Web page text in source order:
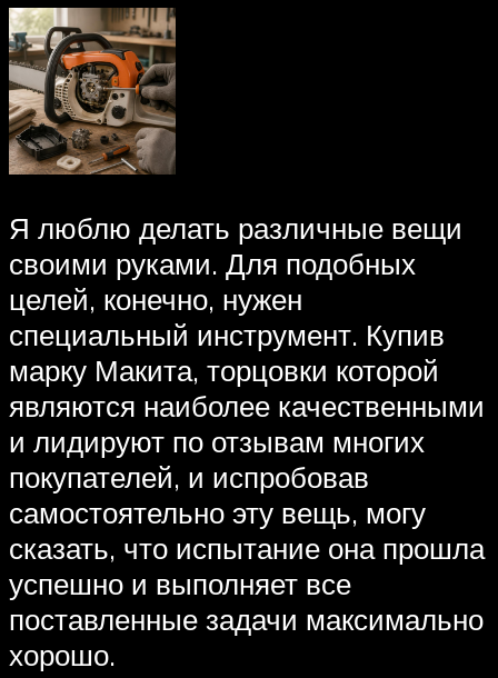
Я люблю делать различные вещи
своими руками. Для подобных
целей, конечно, нужен
специальный инструмент. Купив
марку Макита, торцовки которой
являются наиболее качественными
и лидируют по отзывам многих
покупателей, и испробовав
самостоятельно эту вещь, могу
сказать, что испытание она прошла
успешно и выполняет все
поставленные задачи максимально
хорошо.